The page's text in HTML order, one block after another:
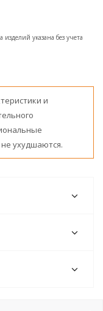
указана без учета
и
ухудшаются.